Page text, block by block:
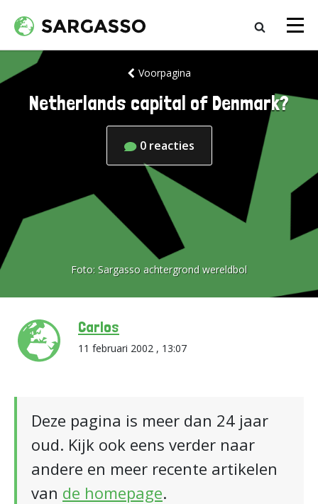
Voorpagina
Netherlands capital of Denmark?
0 reacties
Foto: Sargasso achtergrond wereldbol
Carlos
11 februari 2002 , 13:07
Deze pagina is meer dan 24 jaar
oud. Kijk ook eens verder naar
andere en meer recente artikelen
van de homepage.